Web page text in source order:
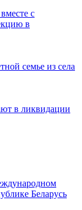
с
в
семье из села
в ликвидации
Беларусь